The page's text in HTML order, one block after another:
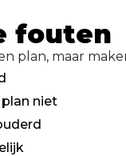
fouten
plan, maar
niet